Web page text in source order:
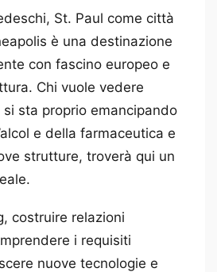
St. Paul come città
è una destinazione
con fascino europeo e
Chi vuole vedere
sta proprio emancipando
e della farmaceutica e
strutture, troverà qui un
costruire relazioni
i requisiti
nuove tecnologie e